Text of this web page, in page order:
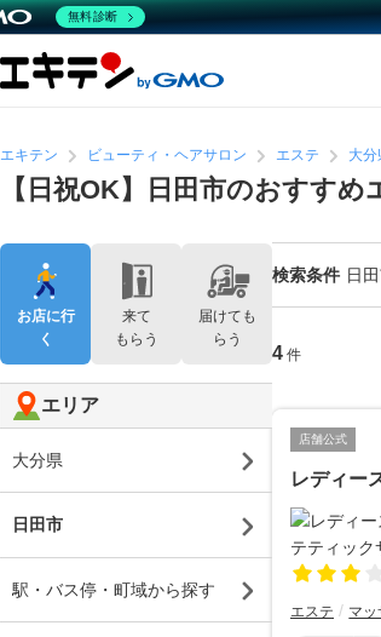
エキテン ビューティ・ヘアサロン エステ 大
【日祝OK】日田市のおすすめ
検索条件 日
4 件
店舗公式
レディー
エステ マッ
お店に行
く
来て
もらう
届けても
らう
エリア
大分県
日田市
駅・バス停・町域から探す
無料診断